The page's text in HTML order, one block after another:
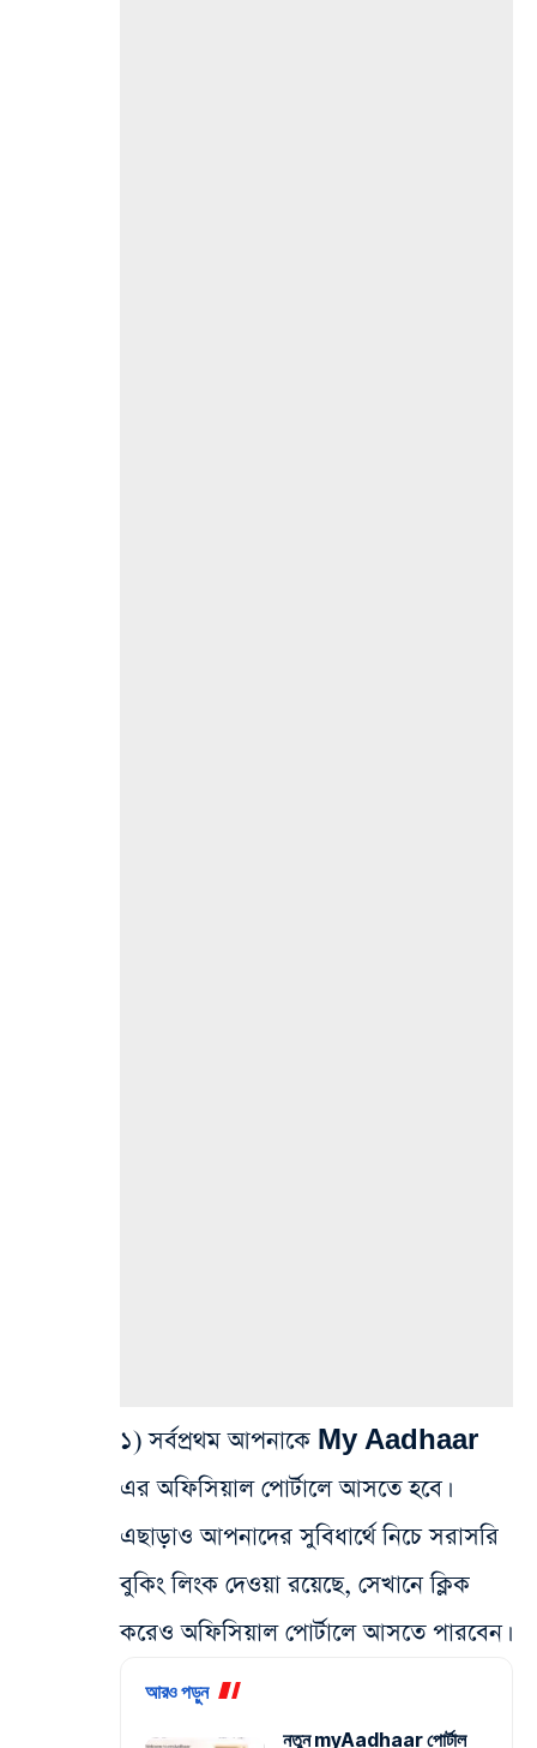
১) সর্বপ্রথম আপনাকে My Aadhaar
এর অফিসিয়াল পোর্টালে আসতে হবে।
এছাড়াও আপনাদের সুবিধার্থে নিচে সরাসরি
বুকিং লিংক দেওয়া রয়েছে, সেখানে ক্লিক
করেও অফিসিয়াল পোর্টালে আসতে পারবেন।
আরও পড়ুন
নতুন myAadhaar পোর্টাল